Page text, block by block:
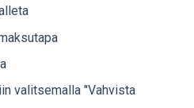
valitsemalla "Vahvista